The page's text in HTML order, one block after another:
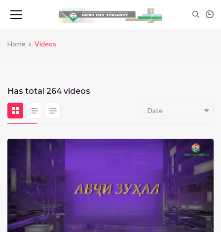
Home » Videos
Has total 264 videos
Date